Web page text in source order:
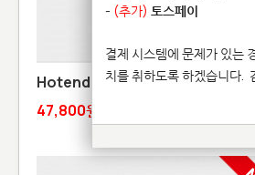
Hotend Heating Assembly -
47,800원
- (추가) 토스페이
결제 시스템에 문제가 있는
치를 취하도록 하겠습니다.